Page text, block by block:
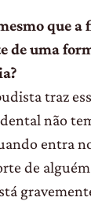
que
de uma
traz
não
entra
de